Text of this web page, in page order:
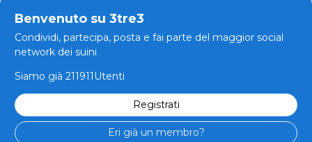
Benvenuto su 3tre3
Condividi, partecipa, posta e fai parte del maggior social
network dei suini
Siamo già 211911Utenti
Registrati
Eri già un membro?